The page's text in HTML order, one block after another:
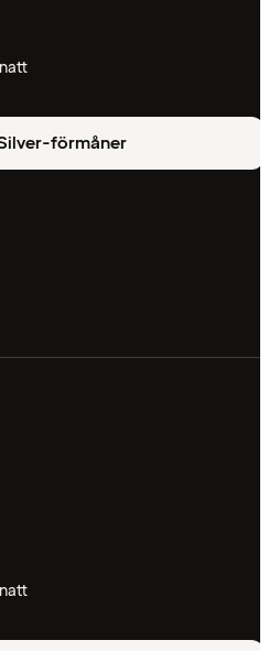
förmåner